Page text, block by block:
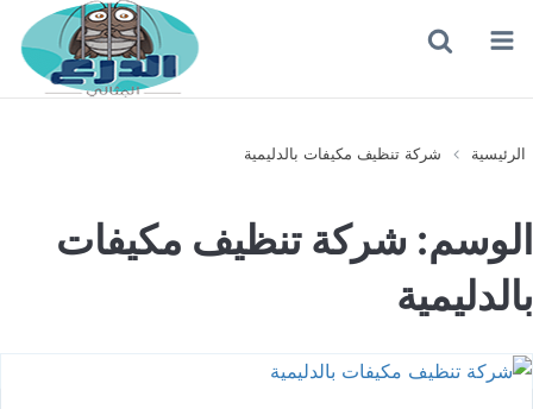
القائمة
الرئيسية شركة تنظيف مكيفات بالدليمية
الوسم: شركة تنظيف مكيفات
بالدليمية